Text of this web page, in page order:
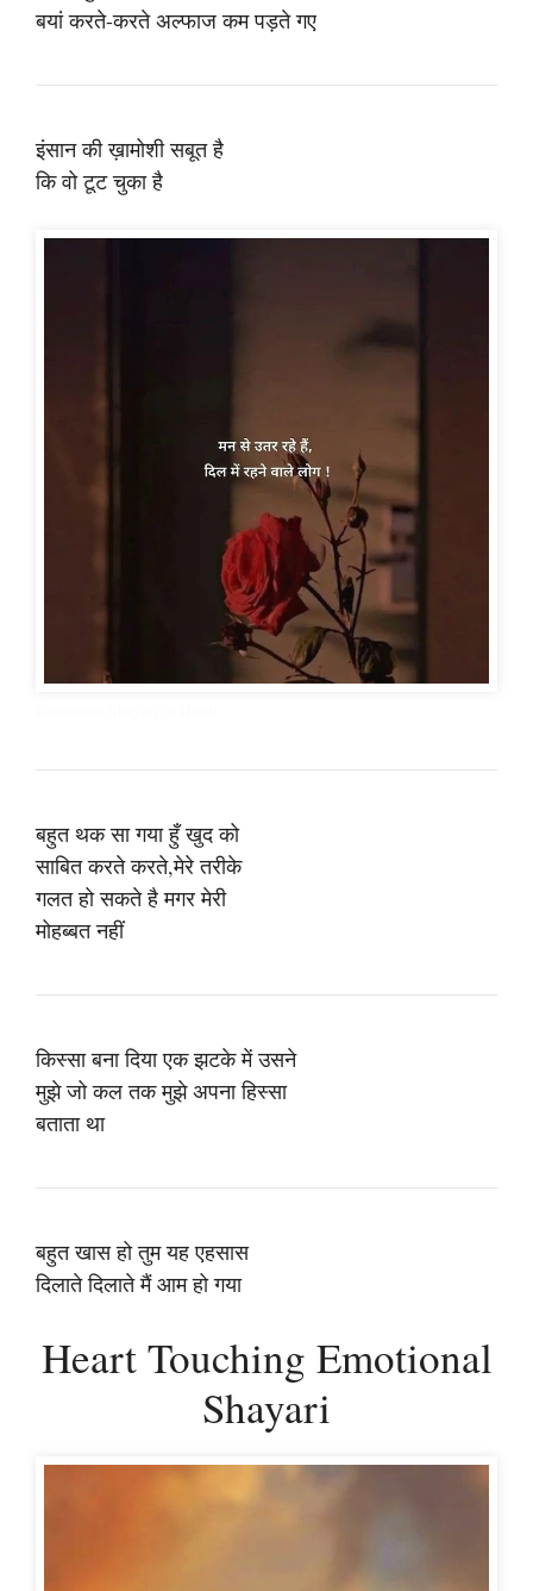
बयां करते-करते अल्फाज कम पड़ते गए
इंसान की ख़ामोशी सबूत है
कि वो टूट चुका है
बहुत थक सा गया हुँ खुद को
साबित करते करते,मेरे तरीके
गलत हो सकते है मगर मेरी
मोहब्बत नहीं
किस्सा बना दिया एक झटके में उसने
मुझे जो कल तक मुझे अपना हिस्सा
बताता था
बहुत खास हो तुम यह एहसास
दिलाते दिलाते मैं आम हो गया
Heart Touching Emotional
Shayari